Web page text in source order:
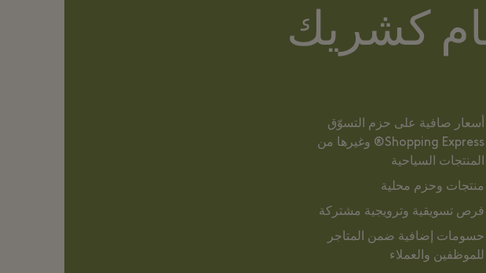
كشريك
أسعار صافية على حزم التسوّق
Shopping Express® وغيرها من
المنتجات السياحية
منتجات وحزم محلية
فرص تسويقية وترويجية مشتركة
حسومات إضافية ضمن المتاجر
للموظفين والعملاء